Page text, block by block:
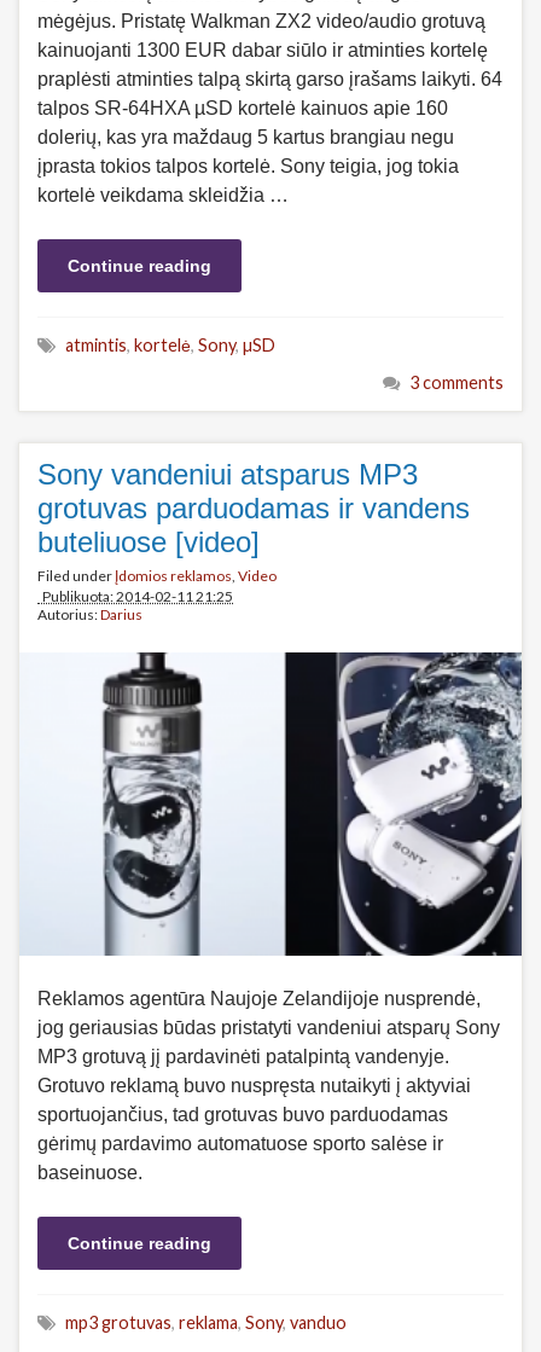
mėgėjus. Pristatę Walkman ZX2 video/audio grotuvą
kainuojanti 1300 EUR dabar siūlo ir atminties kortelę
praplėsti atminties talpą skirtą garso įrašams laikyti. 64
talpos SR-64HXA µSD kortelė kainuos apie 160
dolerių, kas yra maždaug 5 kartus brangiau negu
įprasta tokios talpos kortelė. Sony teigia, jog tokia
kortelė veikdama skleidžia …
Continue reading
atmintis, kortelė, Sony, µSD
3 comments
Sony vandeniui atsparus MP3
grotuvas parduodamas ir vandens
buteliuose [video]
Filed under Įdomios reklamos Video
Publikuota: 2014-02-11 21:25
Autorius:Darius
Reklamos agentūra Naujoje Zelandijoje nusprendė,
jog geriausias būdas pristatyti vandeniui atsparų Sony
MP3 grotuvą jį pardavinėti patalpintą vandenyje.
Grotuvo reklamą buvo nuspręsta nutaikyti į aktyviai
sportuojančius, tad grotuvas buvo parduodamas
gėrimų pardavimo automatuose sporto salėse ir
baseinuose.
Continue reading
mp3 grotuvas, reklama, Sony, vanduo